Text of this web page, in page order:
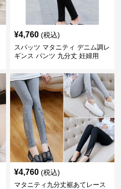
¥4,760 (税込)
スパッツ マタニティ デニム調レ
ギンス パンツ 九分丈 妊婦用
¥4,760 (税込)
マタニティ九分丈裾あてレース